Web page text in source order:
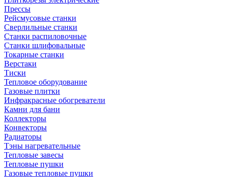
Прессы
Рейсмусовые станки
Сверлильные станки
Станки распиловочные
Станки шлифовальные
Токарные станки
Верстаки
Тиски
Тепловое оборудование
Газовые плитки
Инфракрасные обогреватели
Камни для бани
Коллекторы
Конвекторы
Радиаторы
Тэны нагревательные
Тепловые завесы
Тепловые пушки
Газовые тепловые пушки